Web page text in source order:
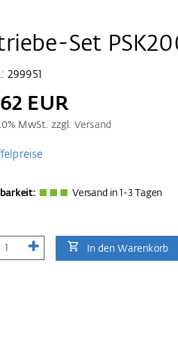
Set
299951
EUR
% MwSt. zzgl. Versand
Versand in 1-3 Tagen
In den Warenkorb